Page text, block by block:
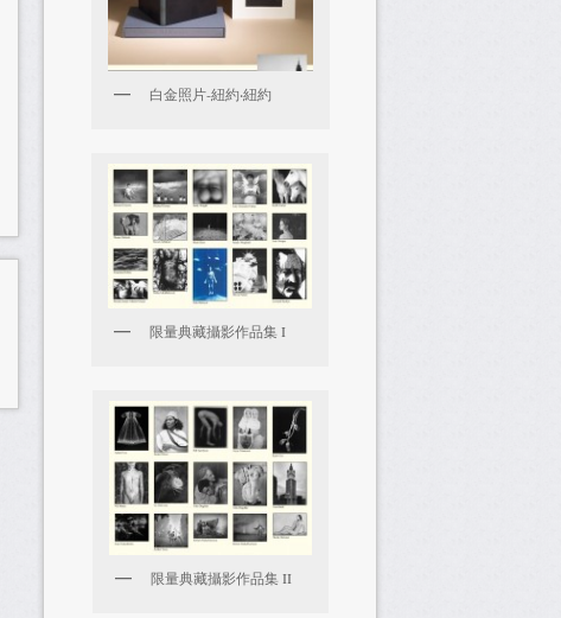
白金照片-紐約‧紐約
限量典藏攝影作品集 I
限量典藏攝影作品集 II